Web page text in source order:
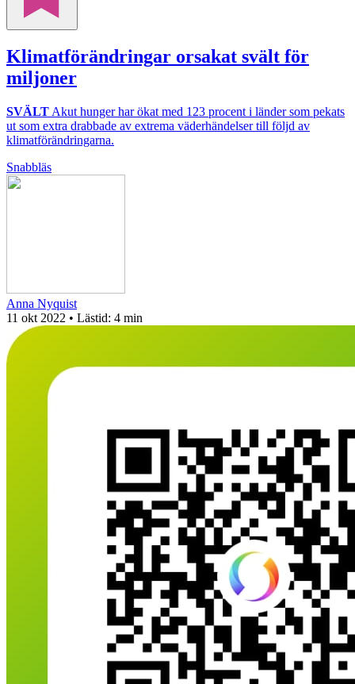
Klimatförändringar orsakat svält för
miljoner
SVÄLT Akut hunger har ökat med 123 procent i länder som pekats
ut som extra drabbade av extrema väderhändelser till följd av
klimatförändringarna.
Snabbläs
Anna Nyquist
11 okt 2022 • Lästid: 4 min